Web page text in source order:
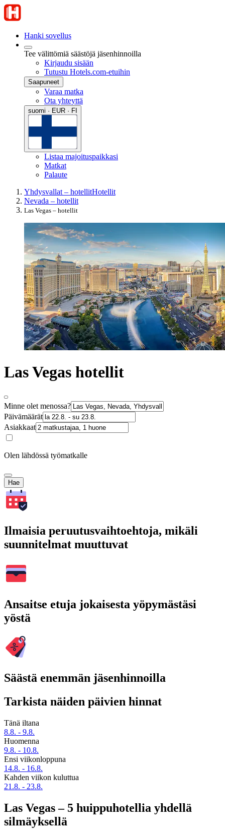
Hanki sovellus
Tee välittömiä säästöjä jäsenhinnoilla
Kirjaudu sisään
Tutustu Hotels.com-etuihin
Saapuneet
Varaa matka
Ota yhteyttä
suomi · EUR · FI
Listaa majoituspaikkasi
Matkat
Palaute
Yhdysvallat – hotellitHotellit
Nevada – hotellit
Las Vegas – hotellit
Las Vegas hotellit
Minne olet menossa?
Päivämäärät
Asiakkaat
Olen lähdössä työmatkalle
Hae
Ilmaisia peruutusvaihtoehtoja, mikäli
suunnitelmat muuttuvat
Ansaitse etuja jokaisesta yöpymästäsi
yöstä
Säästä enemmän jäsenhinnoilla
Tarkista näiden päivien hinnat
Tänä iltana
8.8. - 9.8.
Huomenna
9.8. - 10.8.
Ensi viikonloppuna
14.8. - 16.8.
Kahden viikon kuluttua
21.8. - 23.8.
Las Vegas – 5 huippuhotellia yhdellä
silmäyksellä